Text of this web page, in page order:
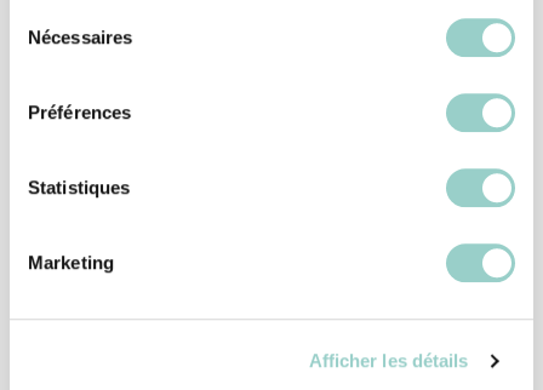
Nécessaires
Préférences
Statistiques
Marketing
Afficher les détails
545